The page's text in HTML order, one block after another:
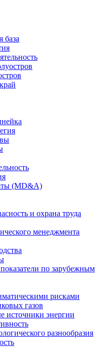
база
(MD&A)
и охрана труда
менеджмента
по зарубежным
рисками
газов
источники энергии
разнообразия